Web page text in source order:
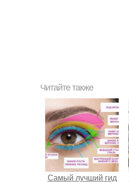
Читайте также
Самый лучший гид